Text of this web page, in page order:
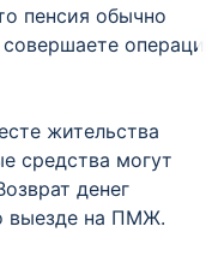
пенсия обычно
операции
жительства
средства могут
денег
выезде на ПМЖ.